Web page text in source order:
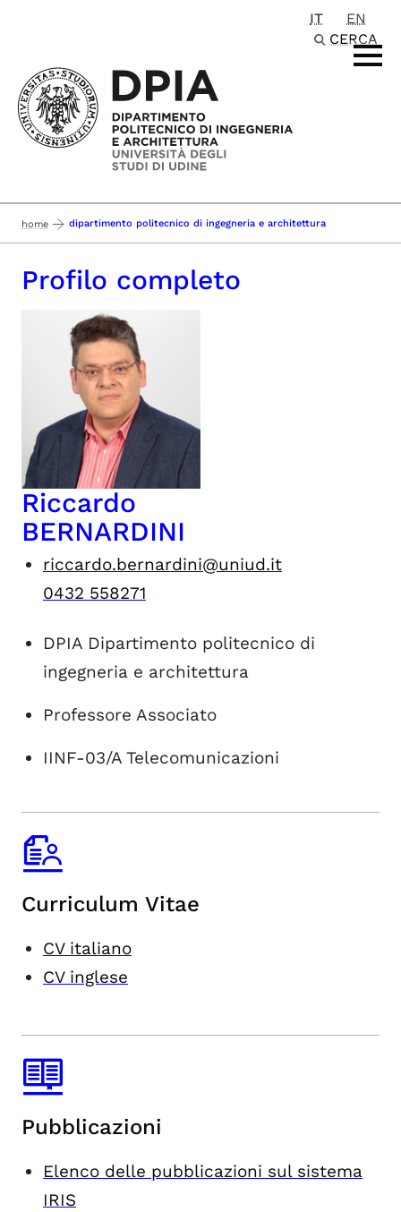
IT
EN
CERCA
home dipartimento politecnico di ingegneria e architettura
Profilo completo
Riccardo
BERNARDINI
riccardo.bernardini@uniud.it
0432 558271
DPIA Dipartimento politecnico di
ingegneria e architettura
Professore Associato
IINF-03/A Telecomunicazioni
Curriculum Vitae
CV italiano
CV inglese
Pubblicazioni
Elenco delle pubblicazioni sul sistema
IRIS